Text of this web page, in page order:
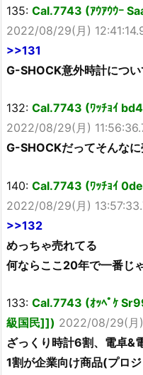
135: Cal.7743 (ｱｳｱｳｳｰ
2022/08/29(月)
>>131
G-SHOCK意外時計につ
132: Cal.7743 (ﾜｯﾁｮｲ
2022/08/29(月)
G-SHOCKだってそんな
140: Cal.7743 (ﾜｯﾁｮｲ
2022/08/29(月)
>>132
めっちゃ売れてる
何ならここ20年で一番じ
133: Cal.7743 (ｵｯﾍﾟｹ
級国民]]) 2022/08/29(月
ざっくり時計6割、電卓&
1割が企業向け商品(プロ